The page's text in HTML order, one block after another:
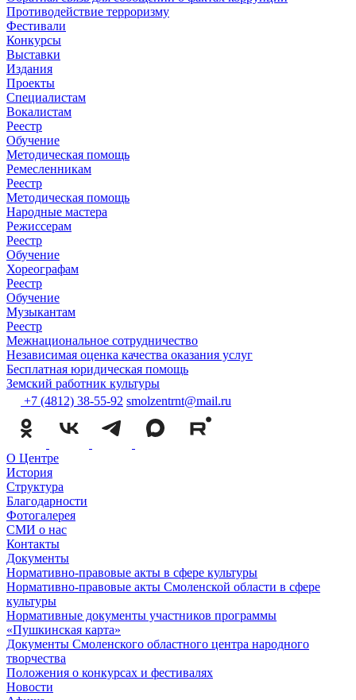
Противодействие терроризму
Фестивали
Конкурсы
Выставки
Издания
Проекты
Специалистам
Вокалистам
Реестр
Обучение
Методическая помощь
Ремесленникам
Реестр
Методическая помощь
Народные мастера
Режиссерам
Реестр
Обучение
Хореографам
Реестр
Обучение
Музыкантам
Реестр
Межнациональное сотрудничество
Независимая оценка качества оказания услуг
Бесплатная юридическая помощь
Земский работник культуры
+7 (4812) 38-55-92 smolzentrnt@mail.ru
О Центре
История
Структура
Благодарности
Фотогалерея
СМИ о нас
Контакты
Документы
Нормативно-правовые акты в сфере культуры
Нормативно-правовые акты Смоленской области в сфере
культуры
Нормативные документы участников программы
«Пушкинская карта»
Документы Смоленского областного центра народного
творчества
Положения о конкурсах и фестивалях
Новости